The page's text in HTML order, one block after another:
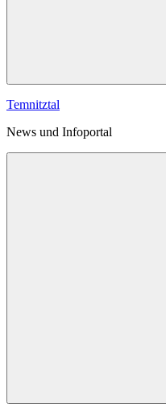
Temnitztal
News und Infoportal